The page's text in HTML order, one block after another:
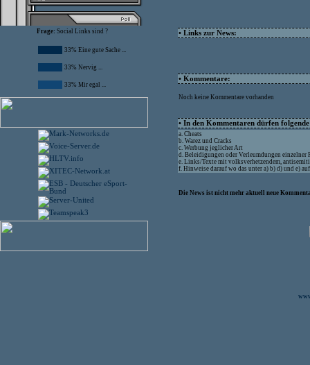
Frage: Social Links sind ?
33% Eine gute Sache ...
33% Nervig ...
33% Mir egal ...
• Links zur News:
• Kommentare:
Noch keine Kommentare vorhanden
• In den Kommentaren dürfen
a. Cheats
b. Warez und Cracks
c. Werbung jeglicher Art
d. Beleidigungen oder Verleumdungen einzelner
e. Links/Texte mit volksverhetzendem,
f. Hinweise darauf wo das unter a) b) d) und e)
Die News ist nicht mehr aktuell neue